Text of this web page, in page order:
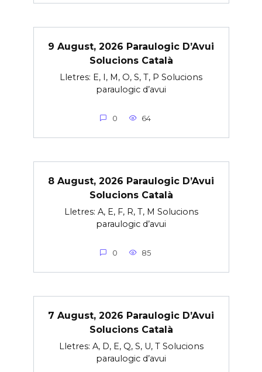
9 August, 2026 Paraulogic D’Avui
Solucions Català
Lletres: E, I, M, O, S, T, P Solucions
paraulogic d’avui
0 64
8 August, 2026 Paraulogic D’Avui
Solucions Català
Lletres: A, E, F, R, T, M Solucions
paraulogic d’avui
0 85
7 August, 2026 Paraulogic D’Avui
Solucions Català
Lletres: A, D, E, Q, S, U, T Solucions
paraulogic d’avui